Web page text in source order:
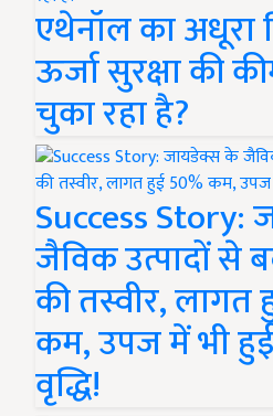
एथेनॉल का अधूरा
ऊर्जा सुरक्षा की
चुका रहा है?
Success Story:
जैविक उत्पादों से
की तस्वीर, लागत
कम, उपज में भी
वृद्धि!